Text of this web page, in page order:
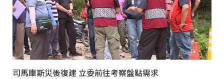
司馬庫斯災後復建 立委前往考察盤點需求